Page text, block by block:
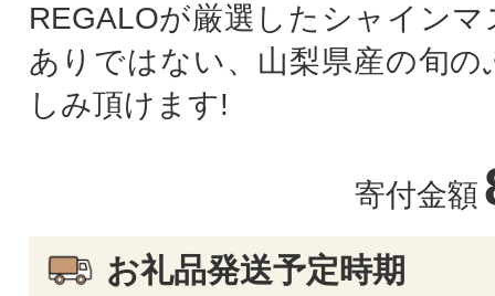
REGALOが厳選したシャイン
ありではない、山梨県産の旬の
しみ頂けます!
寄付金額
お礼品発送予定時期